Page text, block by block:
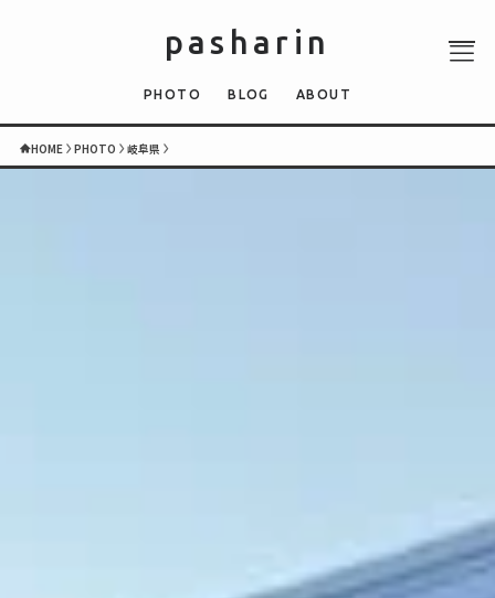
pasharin
PHOTO BLOG ABOUT
HOME PHOTO 岐阜県